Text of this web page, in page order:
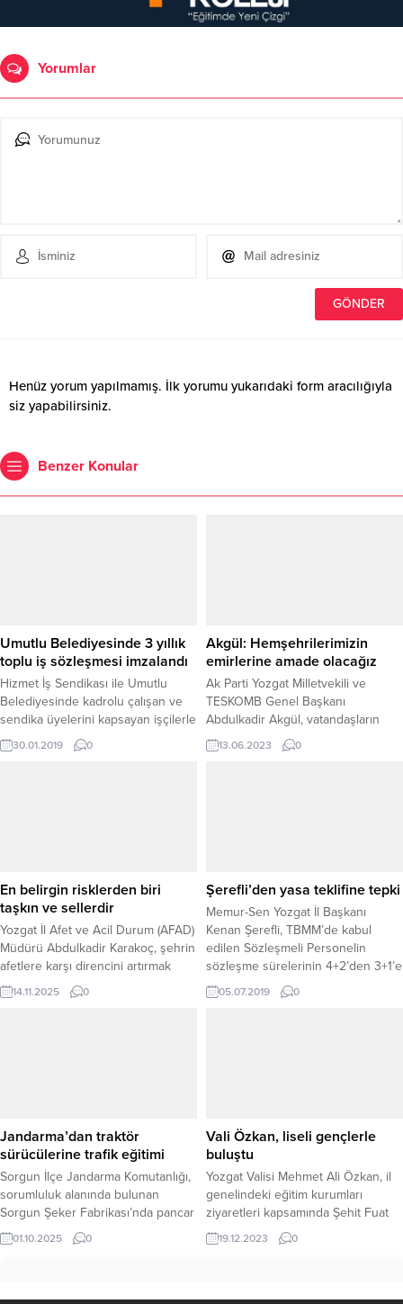
Yorumlar
Henüz yorum yapılmamış. İlk yorumu yukarıdaki form aracılığıyla
siz yapabilirsiniz.
Benzer Konular
Umutlu Belediyesinde 3 yıllık
toplu iş sözleşmesi imzalandı
Hizmet İş Sendikası ile Umutlu
Belediyesinde kadrolu çalışan ve
sendika üyelerini kapsayan işçilerle
3 yıllık toplu iş sözleşmesi
imzalandı.
30.01.2019 0
Akgül: Hemşehrilerimizin
emirlerine amade olacağız
Ak Parti Yozgat Milletvekili ve
TESKOMB Genel Başkanı
Abdulkadir Akgül, vatandaşların
memnuniyetinin her şeyden önemli
olduğunu belirterek
13.06.2023 0
En belirgin risklerden biri
taşkın ve sellerdir
Yozgat İl Afet ve Acil Durum (AFAD)
Müdürü Abdulkadir Karakoç, şehrin
afetlere karşı direncini artırmak
amacıyla hazırlanan İl Afet Risk
Azaltma Planı’ndaki (İRAP) son
sellerdir....
14.11.2025 0
Şerefli’den yasa teklifine tepki
Memur-Sen Yozgat İl Başkanı
Kenan Şerefli, TBMM’de kabul
edilen Sözleşmeli Personelin
sözleşme sürelerinin 4+2’den 3+1’e
düşürülmesine yönelik yasa teklifini
eleştirdi.
05.07.2019 0
Jandarma’dan traktör
sürücülerine trafik eğitimi
Sorgun İlçe Jandarma Komutanlığı,
sorumluluk alanında bulunan
Sorgun Şeker Fabrikası’nda pancar
taşıyan traktör sürücülerine yönelik
eğitim semineri düzenledi. Seminer
01.10.2025 0
Vali Özkan, liseli gençlerle
buluştu
Yozgat Valisi Mehmet Ali Özkan, il
genelindeki eğitim kurumları
ziyaretleri kapsamında Şehit Fuat
Bahadır Buharalıoğlu Anadolu
Lisesi'ni ziyaret ederek
19.12.2023 0